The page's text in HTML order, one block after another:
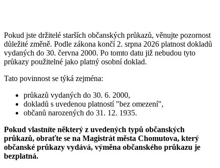
Pokud jste držitelé starších občanských průkazů, věnujte pozornost
důležité změně. Podle zákona končí 2. srpna 2026 platnost dokladů
vydaných do 30. června 2000. Po tomto datu již nebudou tyto
průkazy použitelné jako platný osobní doklad.
Tato povinnost se týká zejména:
průkazů vydaných do 30. 6. 2000,
dokladů s uvedenou platností "bez omezení",
občanů narozených do 31. 12. 1935.
Pokud vlastníte některý z uvedených typů občanských
průkazů, obraťte se na Magistrát města Chomutova, který
občanské průkazy vydává, výměna občanského průkazu je
bezplatná.